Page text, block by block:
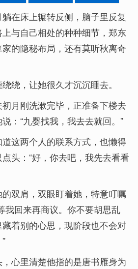
在床上辗转反侧，脑子里反复
与自己相处的种种细节，郑东
的隐秘布局，还有莫听秋离奇
绕，让她很久才沉沉睡去。
月刚洗漱完毕，正准备下楼去
：“九婴找我，我去去就回。”
这两个人的联系方式，也懒得
头：“好，你去吧，我先去看看
双肩，双眼盯着她，特意叮嘱
我回来再商议。你不要胡思乱
着别的心思，现阶段也不会对
心里清楚他指的是唐书雁身为